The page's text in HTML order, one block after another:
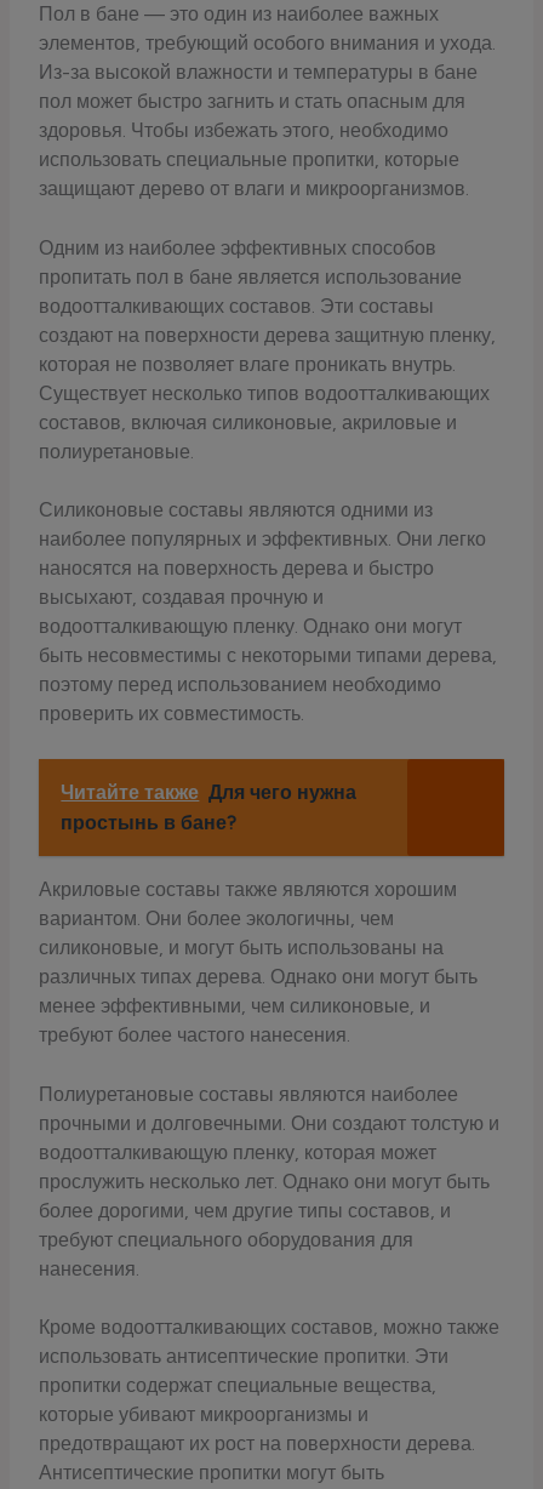
Пол в бане — это один из наиболее важных
элементов, требующий особого внимания и ухода.
Из-за высокой влажности и температуры в бане
пол может быстро загнить и стать опасным для
здоровья. Чтобы избежать этого, необходимо
использовать специальные пропитки, которые
защищают дерево от влаги и микроорганизмов.
Одним из наиболее эффективных способов
пропитать пол в бане является использование
водоотталкивающих составов. Эти составы
создают на поверхности дерева защитную пленку,
которая не позволяет влаге проникать внутрь.
Существует несколько типов водоотталкивающих
составов, включая силиконовые, акриловые и
полиуретановые.
Силиконовые составы являются одними из
наиболее популярных и эффективных. Они легко
наносятся на поверхность дерева и быстро
высыхают, создавая прочную и
водоотталкивающую пленку. Однако они могут
быть несовместимы с некоторыми типами дерева,
поэтому перед использованием необходимо
проверить их совместимость.
Читайте также Для чего нужна
простынь в бане?
Акриловые составы также являются хорошим
вариантом. Они более экологичны, чем
силиконовые, и могут быть использованы на
различных типах дерева. Однако они могут быть
менее эффективными, чем силиконовые, и
требуют более частого нанесения.
Полиуретановые составы являются наиболее
прочными и долговечными. Они создают толстую и
водоотталкивающую пленку, которая может
прослужить несколько лет. Однако они могут быть
более дорогими, чем другие типы составов, и
требуют специального оборудования для
нанесения.
Кроме водоотталкивающих составов, можно также
использовать антисептические пропитки. Эти
пропитки содержат специальные вещества,
которые убивают микроорганизмы и
предотвращают их рост на поверхности дерева.
Антисептические пропитки могут быть